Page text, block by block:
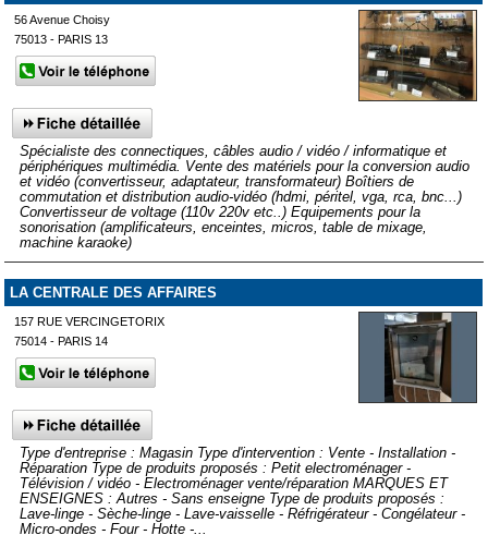
56 Avenue Choisy
75013 - PARIS 13
Spécialiste des connectiques, câbles audio / vidéo / informatique et
périphériques multimédia. Vente des matériels pour la conversion audio
et vidéo (convertisseur, adaptateur, transformateur) Boîtiers de
commutation et distribution audio-vidéo (hdmi, péritel, vga, rca, bnc...)
Convertisseur de voltage (110v 220v etc..) Equipements pour la
sonorisation (amplificateurs, enceintes, micros, table de mixage,
machine karaoke)
LA CENTRALE DES AFFAIRES
157 RUE VERCINGETORIX
75014 - PARIS 14
Type d'entreprise : Magasin Type d'intervention : Vente - Installation -
Réparation Type de produits proposés : Petit electroménager -
Télévision / vidéo - Electroménager vente/réparation MARQUES ET
ENSEIGNES : Autres - Sans enseigne Type de produits proposés :
Lave-linge - Sèche-linge - Lave-vaisselle - Réfrigérateur - Congélateur -
Micro-ondes - Four - Hotte -...